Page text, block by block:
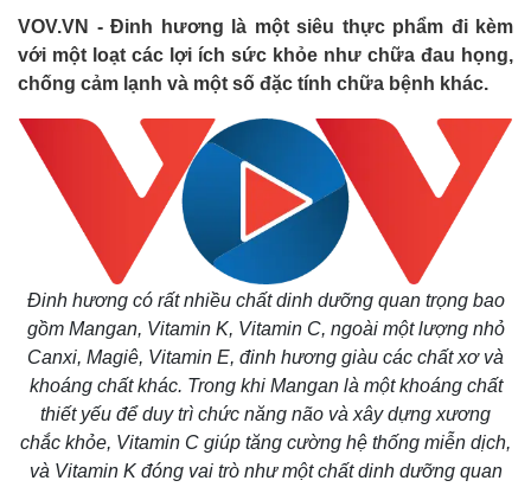
Việc làm
Biển đảo
VOV.VN - Đinh hương là một siêu thực phẩm đi kèm
với một loạt các lợi ích sức khỏe như chữa đau họng,
chống cảm lạnh và một số đặc tính chữa bệnh khác.
Đinh hương có rất nhiều chất dinh dưỡng quan trọng bao
gồm Mangan, Vitamin K, Vitamin C, ngoài một lượng nhỏ
Canxi, Magiê, Vitamin E, đinh hương giàu các chất xơ và
khoáng chất khác. Trong khi Mangan là một khoáng chất
thiết yếu để duy trì chức năng não và xây dựng xương
chắc khỏe, Vitamin C giúp tăng cường hệ thống miễn dịch,
và Vitamin K đóng vai trò như một chất dinh dưỡng quan